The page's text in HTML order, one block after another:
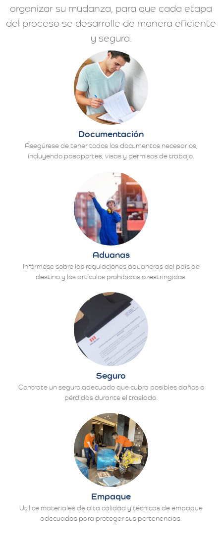
organizar su mudanza, para que cada etapa
del proceso se desarrolle de manera eficiente
y segura.
Documentación
Asegúrese de tener todos los documentos necesarios,
incluyendo pasaportes, visas y permisos de trabajo.
Aduanas
Infórmese sobre las regulaciones aduaneras del país de
destino y los artículos prohibidos o restringidos.
Seguro
Contrate un seguro adecuado que cubra posibles daños o
pérdidas durante el traslado.
Empaque
Utilice materiales de alta calidad y técnicas de empaque
adecuadas para proteger sus pertenencias.